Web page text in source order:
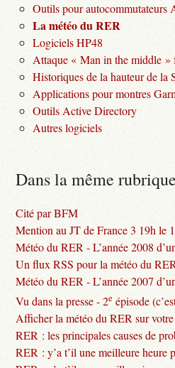
Outils pour autocommutateurs
La météo du RER
Logiciels HP48
Attaque « Man in the middle »
Historiques de la hauteur de la
Applications pour montres
Outils Active Directory
Autres logiciels
Dans la même rubrique
Cité par BFM
Mention au JT de France 3 19h le
Météo du RER - L’année 2008
Un flux RSS pour la météo du
Météo du RER - L’année 2007
Vu dans la presse - 2e épisode
Afficher la météo du RER sur
RER : les principales causes de
RER : y’a t’il une meilleure heure